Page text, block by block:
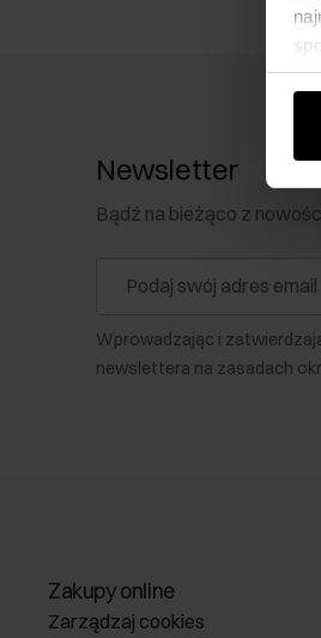
od
Newsletter
Bądź na bieżąco z
Wprowadzając i
newslettera na zasadach
Zakupy online
Zarządzaj cookies